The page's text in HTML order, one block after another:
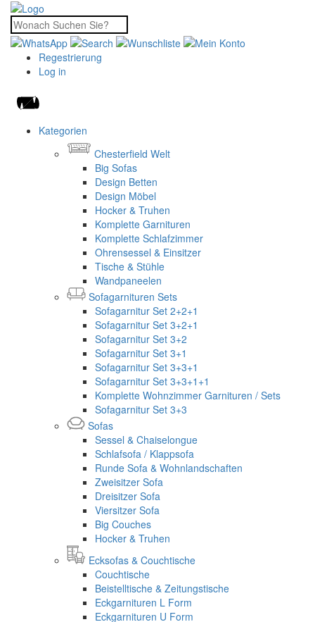
Regestrierung
Log in
Kategorien
Chesterfield Welt
Big Sofas
Design Betten
Design Möbel
Hocker & Truhen
Komplette Garnituren
Komplette Schlafzimmer
Ohrensessel & Einsitzer
Tische & Stühle
Wandpaneelen
Sofagarnituren Sets
Sofagarnitur Set 2+2+1
Sofagarnitur Set 3+2+1
Sofagarnitur Set 3+2
Sofagarnitur Set 3+1
Sofagarnitur Set 3+3+1
Sofagarnitur Set 3+3+1+1
Komplette Wohnzimmer Garnituren / Sets
Sofagarnitur Set 3+3
Sofas
Sessel & Chaiselongue
Schlafsofa / Klappsofa
Runde Sofa & Wohnlandschaften
Zweisitzer Sofa
Dreisitzer Sofa
Viersitzer Sofa
Big Couches
Hocker & Truhen
Ecksofas & Couchtische
Couchtische
Beistelltische & Zeitungstische
Eckgarnituren L Form
Eckgarnituren U Form